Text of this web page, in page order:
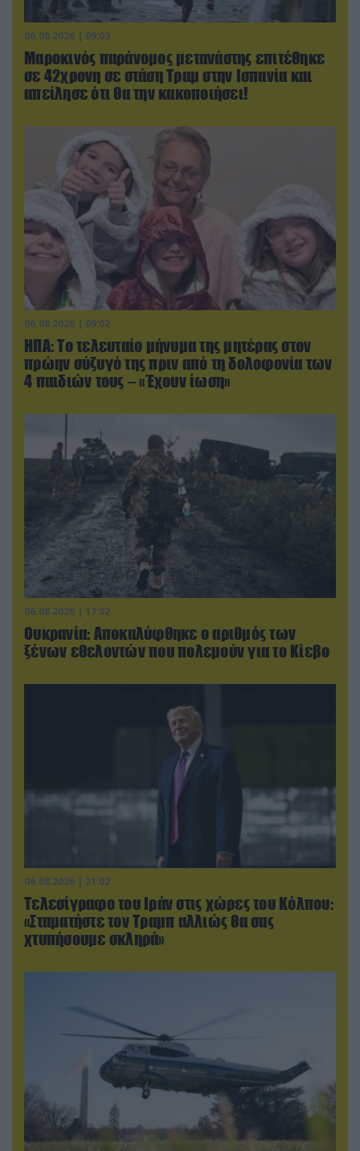
06.08.2026 | 09:03
Μαροκινός παράνομος μετανάστης επιτέθηκε
σε 42χρονη σε στάση Τραμ στην Ισπανία και
απείλησε ότι θα την κακοποιήσει!
06.08.2026 | 09:02
ΗΠΑ: Το τελευταίο μήνυμα της μητέρας στον
πρώην σύζυγό της πριν από τη δολοφονία των
4 παιδιών τους – «Έχουν ίωση»
06.08.2026 | 17:02
Ουκρανία: Αποκαλύφθηκε ο αριθμός των
ξένων εθελοντών που πολεμούν για το Κίεβο
06.08.2026 | 21:02
Τελεσίγραφο του Ιράν στις χώρες του Κόλπου:
«Σταματήστε τον Τραμπ αλλιώς θα σας
χτυπήσουμε σκληρά»